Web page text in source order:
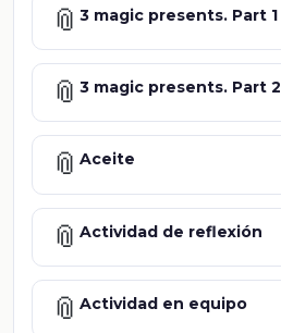
📎 3 magic presents. Part 1
📎 3 magic presents. Part 2
📎 Aceite
📎 Actividad de reflexión
📎 Actividad en equipo